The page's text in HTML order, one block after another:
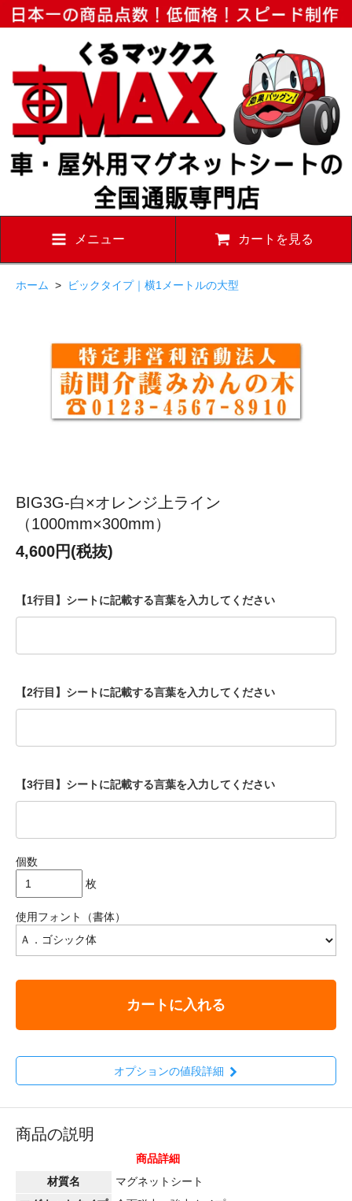
メニュー カートを見る
ホーム > ビックタイプ｜横1メートルの大型
BIG3G-白×オレンジ上ライン
（1000mm×300mm）
4,600円(税抜)
【1行目】シートに記載する言葉を入力してください
【2行目】シートに記載する言葉を入力してください
【3行目】シートに記載する言葉を入力してください
個数
枚
使用フォント（書体）
カートに入れる
オプションの値段詳細
商品の説明
商品詳細
材質名
マグネットシート